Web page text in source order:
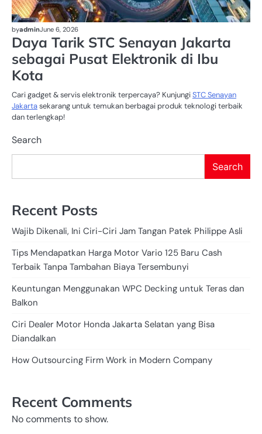
byadminJune 6, 2026
Daya Tarik STC Senayan Jakarta
sebagai Pusat Elektronik di Ibu
Kota
Cari gadget & servis elektronik terpercaya? KunjungiSTC Senayan
Jakartasekarang untuk temukan berbagai produk teknologi terbaik
dan terlengkap!
Search
Search
Recent Posts
Wajib Dikenali, Ini Ciri-Ciri Jam Tangan Patek Philippe Asli
Tips Mendapatkan Harga Motor Vario 125 Baru Cash
Terbaik Tanpa Tambahan Biaya Tersembunyi
Keuntungan Menggunakan WPC Decking untuk Teras dan
Balkon
Ciri Dealer Motor Honda Jakarta Selatan yang Bisa
Diandalkan
How Outsourcing Firm Work in Modern Company
Recent Comments
No comments to show.